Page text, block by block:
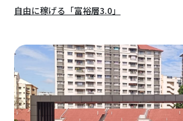
自由に稼げる「富裕層3.0」